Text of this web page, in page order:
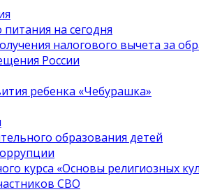
на сегодня
налогового вычета за
России
ребенка «Чебурашка»
образования детей
курса «Основы религиозных
СВО